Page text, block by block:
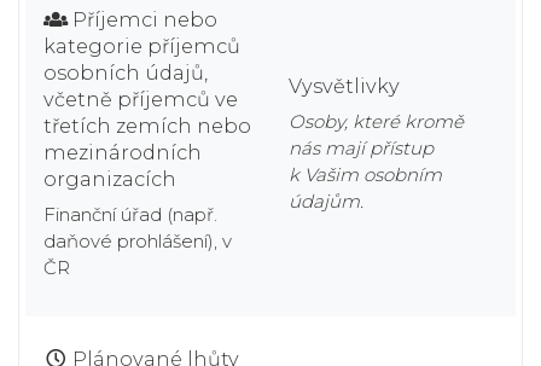
Příjemci nebo
kategorie příjemců
osobních údajů,
včetně příjemců ve
třetích zemích nebo
mezinárodních
organizacích
Finanční úřad (např.
daňové prohlášení), v
ČR
Vysvětlivky
Osoby, které kromě
nás mají přístup
k Vašim osobním
údajům.
Plánované lhůty